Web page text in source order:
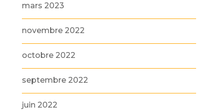
mars 2023
novembre 2022
octobre 2022
septembre 2022
juin 2022